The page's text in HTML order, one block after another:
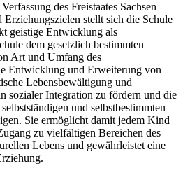
des Freistaates Sachsen
stellt sich die Schule
geistige Entwicklung als
dem gesetzlich bestimmten
Art und Umfang des
Entwicklung und Erweiterung von
Lebensbewältigung und
sozialer Integration zu fördern und die
und selbstbestimmten
Sie ermöglicht damit jedem Kind
zu vielfältigen Bereichen des
Lebens und gewährleistet eine